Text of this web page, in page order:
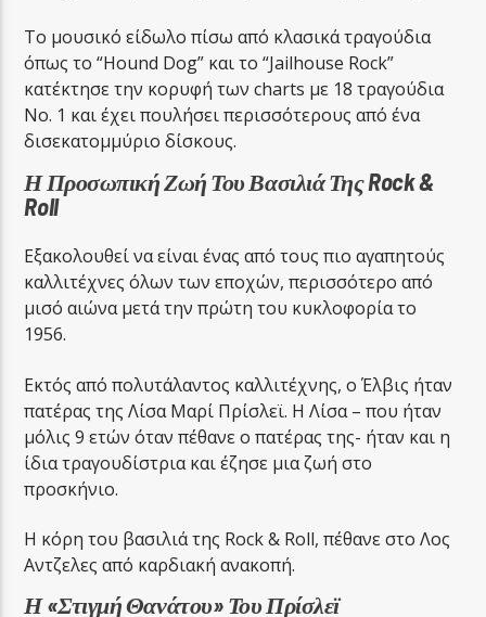
Το μουσικό είδωλο πίσω από κλασικά τραγούδια
όπως το “Hound Dog” και το “Jailhouse Rock”
κατέκτησε την κορυφή των charts με 18 τραγούδια
Νο. 1 και έχει πουλήσει περισσότερους από ένα
δισεκατομμύριο δίσκους.
Η Προσωπική Ζωή Του Βασιλιά Της Rock &
Roll
Εξακολουθεί να είναι ένας από τους πιο αγαπητούς
καλλιτέχνες όλων των εποχών, περισσότερο από
μισό αιώνα μετά την πρώτη του κυκλοφορία το
1956.
Εκτός από πολυτάλαντος καλλιτέχνης, ο Έλβις ήταν
πατέρας της Λίσα Μαρί Πρίσλεϊ. Η Λίσα – που ήταν
μόλις 9 ετών όταν πέθανε ο πατέρας της- ήταν και η
ίδια τραγουδίστρια και έζησε μια ζωή στο
προσκήνιο.
Η κόρη του βασιλιά της Rock & Roll, πέθανε στο Λος
Αντζελες από καρδιακή ανακοπή.
Η «στιγμή Θανάτου» Του Πρίσλεϊ